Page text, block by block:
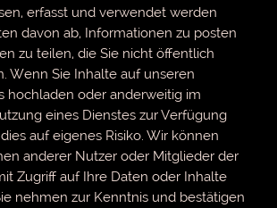
erfasst und verwendet werden
davon ab, Informationen zu posten
zu teilen, die Sie nicht öffentlich
Wenn Sie Inhalte auf unseren
hochladen oder anderweitig im
eines Dienstes zur Verfügung
auf eigenes Risiko. Wir können
anderer Nutzer oder Mitglieder der
Zugriff auf Ihre Daten oder Inhalte
nehmen zur Kenntnis und bestätigen